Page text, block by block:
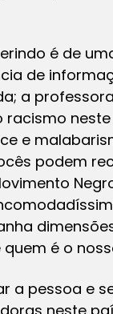
é de
de
a
e
podem
é o
a pessoa e